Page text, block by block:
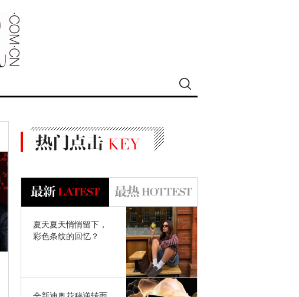
夏天夏天悄悄留下，
彩色条纹的回忆？